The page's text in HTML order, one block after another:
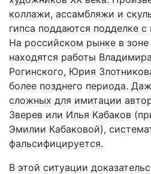
коллажи, ассамбляжи и
гипса поддаются подделке
На российском рынке в
находятся работы
Рогинского, Юрия
более позднего периода.
сложных для имитации
Зверев или Илья Кабаков
Эмилии Кабаковой),
фальсифицируется.
В этой ситуации